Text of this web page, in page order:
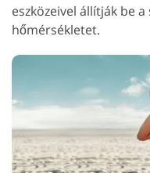
eszközeivel állítják be
hőmérsékletet.